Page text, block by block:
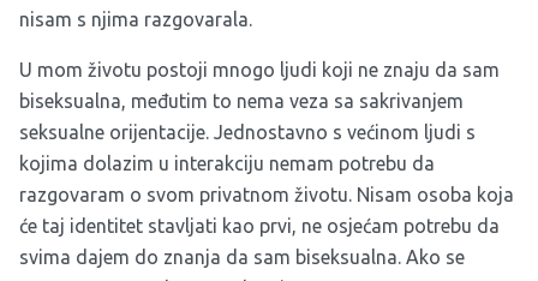
nisam s njima razgovarala.
U mom životu postoji mnogo ljudi koji ne znaju da sam
biseksualna, međutim to nema veza sa sakrivanjem
seksualne orijentacije. Jednostavno s većinom ljudi s
kojima dolazim u interakciju nemam potrebu da
razgovaram o svom privatnom životu. Nisam osoba koja
će taj identitet stavljati kao prvi, ne osjećam potrebu da
svima dajem do znanja da sam biseksualna. Ako se